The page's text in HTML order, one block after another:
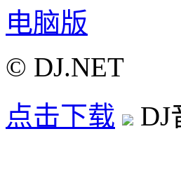
电脑版
© DJ.NET
点击下载
DJ